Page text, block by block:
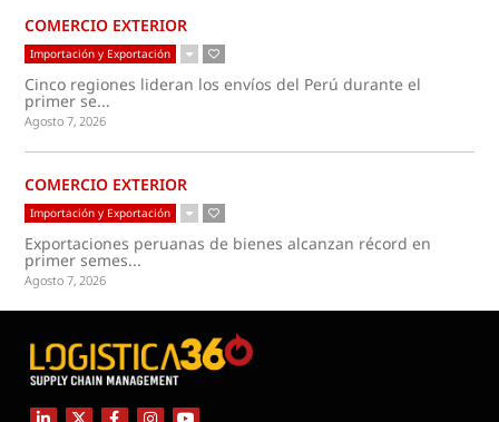
COMERCIO EXTERIOR
Importación y Exportación
Cinco regiones lideran los envíos del Perú durante el
primer se...
Agosto 7, 2026
COMERCIO EXTERIOR
Importación y Exportación
Exportaciones peruanas de bienes alcanzan récord en
primer semes...
Agosto 7, 2026